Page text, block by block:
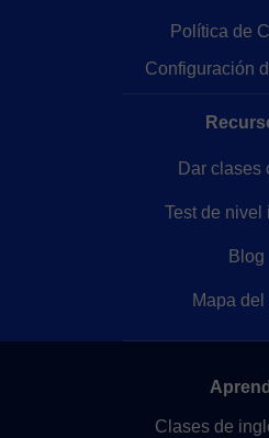
Política de
Configuración
Dar clases
Test de nivel
Blog
Mapa del
Clases de